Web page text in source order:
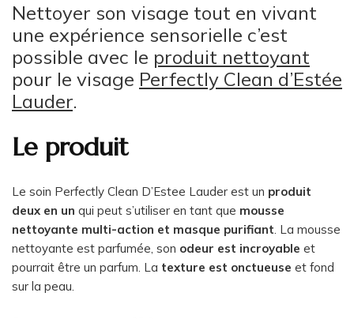
Nettoyer son visage tout en vivant
une expérience sensorielle c’est
possible avec le produit nettoyant
pour le visage Perfectly Clean d’Estée
Lauder.
Le produit
Le soin Perfectly Clean D’Estee Lauder est un produit
deux en un qui peut s’utiliser en tant que mousse
nettoyante multi-action et masque purifiant. La mousse
nettoyante est parfumée, son odeur est incroyable et
pourrait être un parfum. La texture est onctueuse et fond
sur la peau.